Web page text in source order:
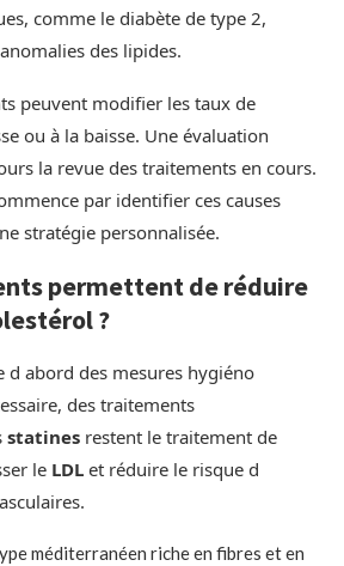
comme le diabète de type 2,
des lipides.
peuvent modifier les taux de
ou à la baisse. Une évaluation
la revue des traitements en cours.
par identifier ces causes
stratégie personnalisée.
permettent de réduire
?
d abord des mesures hygiéno
des traitements
statines restent le traitement de
le LDL et réduire le risque d
méditerranéen riche en fibres et en